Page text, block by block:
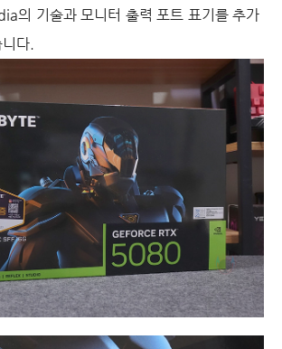
의 기술과 모니터 출력 포트 표기를 추가
다.